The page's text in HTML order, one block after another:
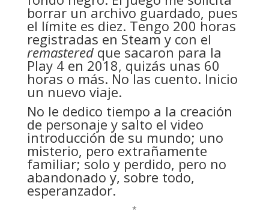
borrar un archivo guardado, pues
el límite es diez. Tengo 200 horas
registradas en Steam y con el
remasteredque sacaron para la
Play 4 en 2018, quizás unas 60
horas o más. No las cuento. Inicio
un nuevo viaje.
No le dedico tiempo a la creación
de personaje y salto el video
introducción de su mundo; uno
misterio, pero extrañamente
familiar; solo y perdido, pero no
abandonado y, sobre todo,
esperanzador.
*